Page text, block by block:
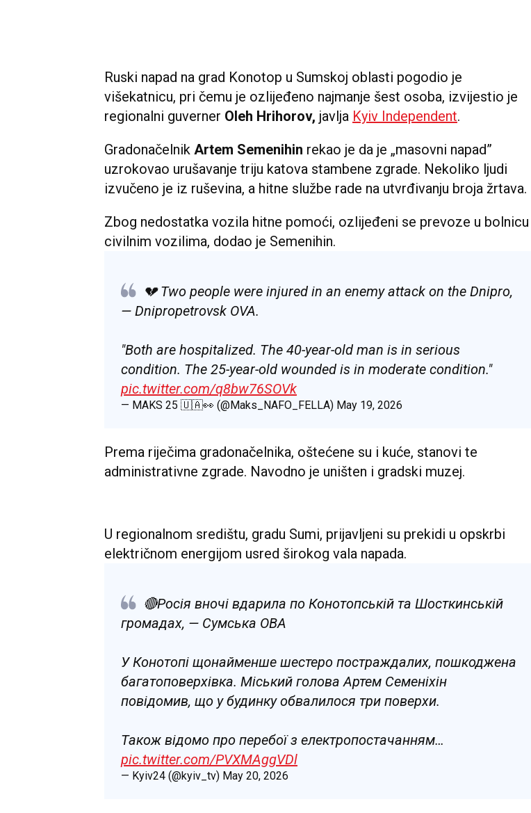
Ruski napad na grad Konotop u Sumskoj oblasti pogodio je
višekatnicu, pri čemu je ozlijeđeno najmanje šest osoba, izvijestio je
regionalni guverner Oleh Hrihorov, javlja Kyiv Independent.
Gradonačelnik Artem Semenihin rekao je da je „masovni napad”
uzrokovao urušavanje triju katova stambene zgrade. Nekoliko ljudi
izvučeno je iz ruševina, a hitne službe rade na utvrđivanju broja žrtava.
Zbog nedostatka vozila hitne pomoći, ozlijeđeni se prevoze u bolnicu
civilnim vozilima, dodao je Semenihin.
💔 Two people were injured in an enemy attack on the Dnipro,
— Dnipropetrovsk OVA.
"Both are hospitalized. The 40-year-old man is in serious
condition. The 25-year-old wounded is in moderate condition."
pic.twitter.com/q8bw76SOVk
— MAKS 25 🇺🇦👀 (@Maks_NAFO_FELLA) May 19, 2026
Prema riječima gradonačelnika, oštećene su i kuće, stanovi te
administrativne zgrade. Navodno je uništen i gradski muzej.
U regionalnom središtu, gradu Sumi, prijavljeni su prekidi u opskrbi
električnom energijom usred širokog vala napada.
🔴Росія вночі вдарила по Конотопській та Шосткинській
громадах, — Сумська ОВА
У Конотопі щонайменше шестеро постраждалих, пошкоджена
багатоповерхівка. Міський голова Артем Семеніхін
повідомив, що у будинку обвалилося три поверхи.
Також відомо про перебої з електропостачанням…
pic.twitter.com/PVXMAggVDl
— Kyiv24 (@kyiv_tv) May 20, 2026